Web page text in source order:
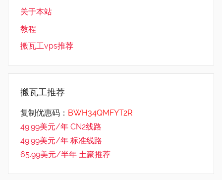
关于本站
教程
搬瓦工vps推荐
搬瓦工推荐
复制优惠码： BWH34QMFYT2R
49.99美元/年 CN2线路
49.99美元/年 标准线路
65.99美元/半年 土豪推荐